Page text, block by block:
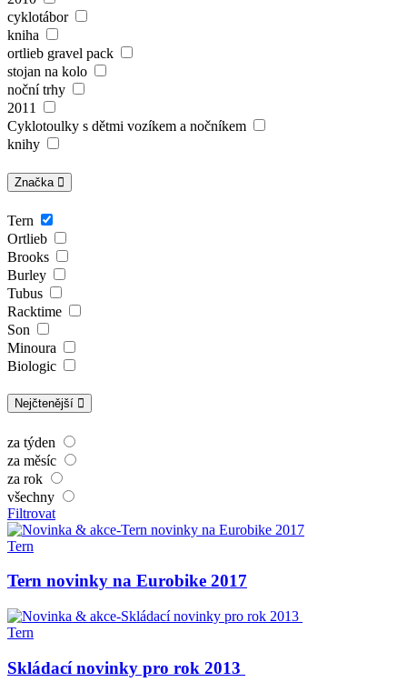
cyklotábor
kniha
ortlieb gravel pack
stojan na kolo
noční trhy
2011
Cyklotoulky s dětmi vozíkem a nočníkem
knihy
Značka
Tern
Ortlieb
Brooks
Burley
Tubus
Racktime
Son
Minoura
Biologic
Nejčtenější
za týden
za měsíc
za rok
všechny
Filtrovat
Tern
Tern novinky na Eurobike 2017
Tern
Skládací novinky pro rok 2013